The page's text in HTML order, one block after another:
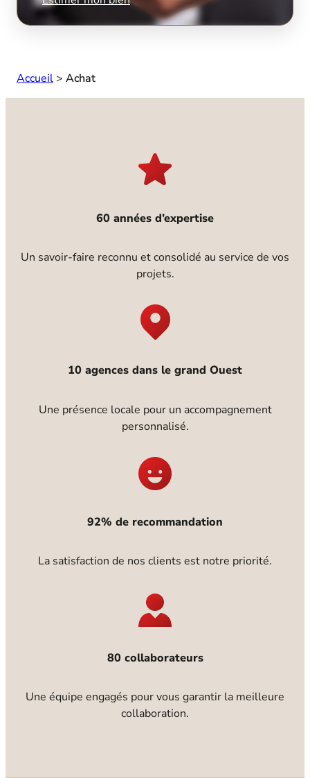
Accueil > Achat
60 années d’expertise
Un savoir-faire reconnu et consolidé au service de vos
projets.
10 agences dans le grand Ouest
Une présence locale pour un accompagnement
personnalisé.
92% de recommandation
La satisfaction de nos clients est notre priorité.
80 collaborateurs
Une équipe engagés pour vous garantir la meilleure
collaboration.